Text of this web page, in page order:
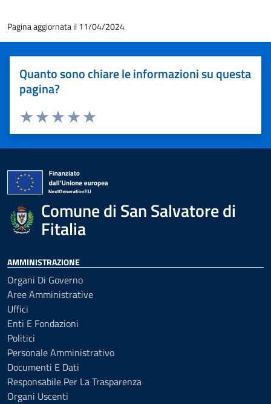
Pagina aggiornata il 11/04/2024
Quanto sono chiare le informazioni su questa
pagina?
Valuta 5 stelle su 5
Valuta 4 stelle su 5
Valuta 3 stelle su 5
Valuta 2 stelle su 5
Valuta 1 stelle su 5
Comune di San Salvatore di
Fitalia
AMMINISTRAZIONE
Organi Di Governo
Aree Amministrative
Uffici
Enti E Fondazioni
Politici
Personale Amministrativo
Documenti E Dati
Responsabile Per La Trasparenza
Organi Uscenti